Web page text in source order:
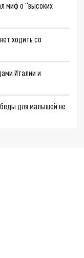
миф о "высоких
ходить со
Италии и
для малышей не